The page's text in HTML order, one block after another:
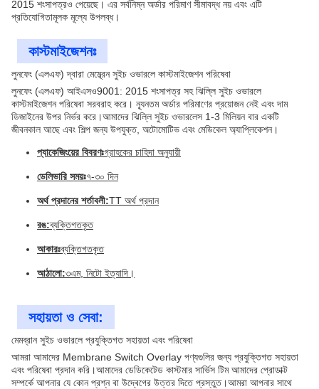
2015 শংসাপত্রও পেয়েছে। এর সর্বনিম্ন অর্ডার পরিমাণ সীমাবদ্ধ নয় এবং এটি
প্রতিযোগিতামূলক মূল্যে উপলব্ধ।
কাস্টমাইজেশনঃ
লুনফেং (এলএফ) দ্বারা মেম্ব্রেন সুইচ ওভারলে কাস্টমাইজেশন পরিষেবা
লুনফেং (এলএফ) আইএসও9001: 2015 শংসাপত্র সহ ঝিল্লি সুইচ ওভারলে
কাস্টমাইজেশন পরিষেবা সরবরাহ করে। ন্যূনতম অর্ডার পরিমাণের প্রয়োজন নেই এবং দাম
ডিজাইনের উপর নির্ভর করে।আমাদের ঝিল্লি সুইচ ওভারলেস 1-3 মিলিয়ন বার একটি
জীবনকাল আছে এবং শিল্প জন্য উপযুক্ত, অটোমোটিভ এবং মেডিকেল অ্যাপ্লিকেশন।
প্যাকেজিংয়ের বিবরণঃগ্রাহকের চাহিদা অনুযায়ী
ডেলিভারি সময়ঃ৭-৩০ দিন
অর্থ প্রদানের শর্তাবলী:TT অর্থ প্রদান
রঙ:ব্যক্তিগতকৃত
আকারঃব্যক্তিগতকৃত
আঠালো:৩এম, নিটো ইত্যাদি।
সহায়তা ও সেবা:
মেমব্রান সুইচ ওভারলে প্রযুক্তিগত সহায়তা এবং পরিষেবা
আমরা আমাদের Membrane Switch Overlay পণ্যগুলির জন্য প্রযুক্তিগত সহায়তা
এবং পরিষেবা প্রদান করি।আমাদের ডেডিকেটেড কাস্টমার সার্ভিস টিম আমাদের প্রোডাক্ট
সম্পর্কে আপনার যে কোন প্রশ্ন বা উদ্বেগের উত্তর দিতে প্রস্তুত।আমরা আপনার সাথে